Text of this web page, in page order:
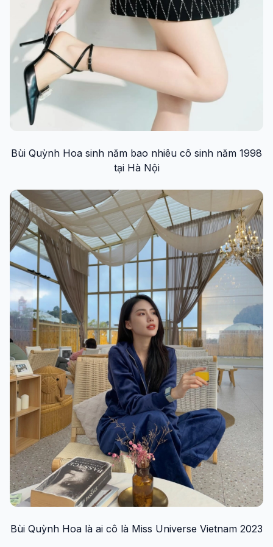
Bùi Quỳnh Hoa sinh năm bao nhiêu cô sinh năm 1998
tại Hà Nội
Bùi Quỳnh Hoa là ai cô là Miss Universe Vietnam 2023